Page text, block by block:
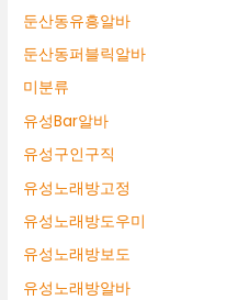
둔산동유흥알바
둔산동퍼블릭알바
미분류
유성Bar알바
유성구인구직
유성노래방고정
유성노래방도우미
유성노래방보도
유성노래방알바